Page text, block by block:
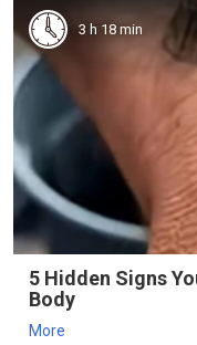
3 h 18 min
5 Hidden Signs
Body
More